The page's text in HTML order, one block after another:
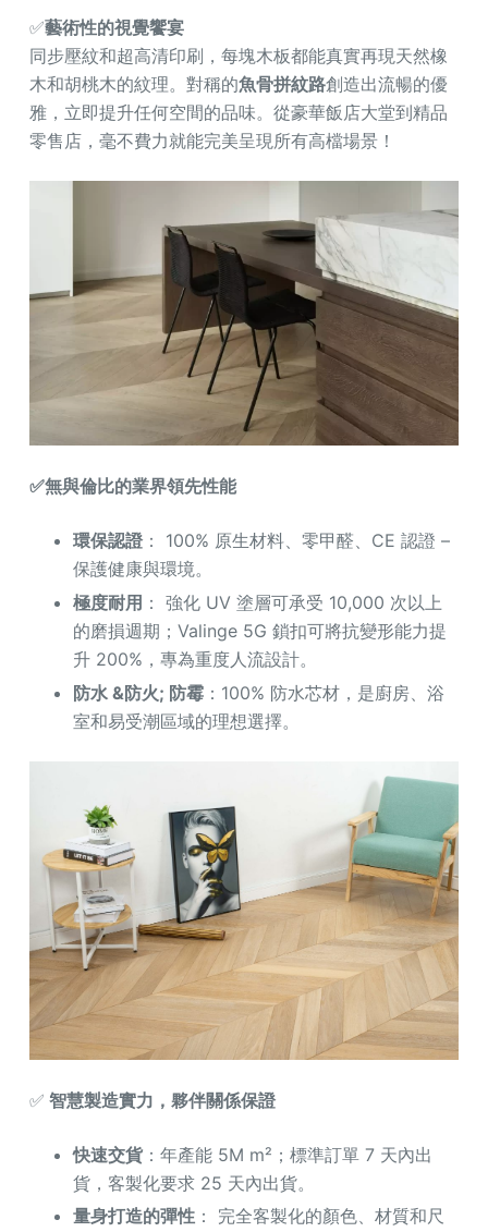
✅藝術性的視覺饗宴
同步壓紋和超高清印刷，每塊木板都能真實再現天然橡
木和胡桃木的紋理。對稱的魚骨拼紋路創造出流暢的優
雅，立即提升任何空間的品味。從豪華飯店大堂到精品
零售店，毫不費力就能完美呈現所有高檔場景！
✅無與倫比的業界領先性能
環保認證： 100% 原生材料、零甲醛、CE 認證 –
保護健康與環境。
極度耐用 ： 強化 UV 塗層可承受 10,000 次以上
的磨損週期；Valinge 5G 鎖扣可將抗變形能力提
升 200%，專為重度人流設計。
防水 &防火; 防霉：100% 防水芯材，是廚房、浴
室和易受潮區域的理想選擇。
✅ 智慧製造實力，夥伴關係保證
快速交貨：年產能 5M m²；標準訂單 7 天內出
貨，客製化要求 25 天內出貨。
量身打造的彈性： 完全客製化的顏色、材質和尺